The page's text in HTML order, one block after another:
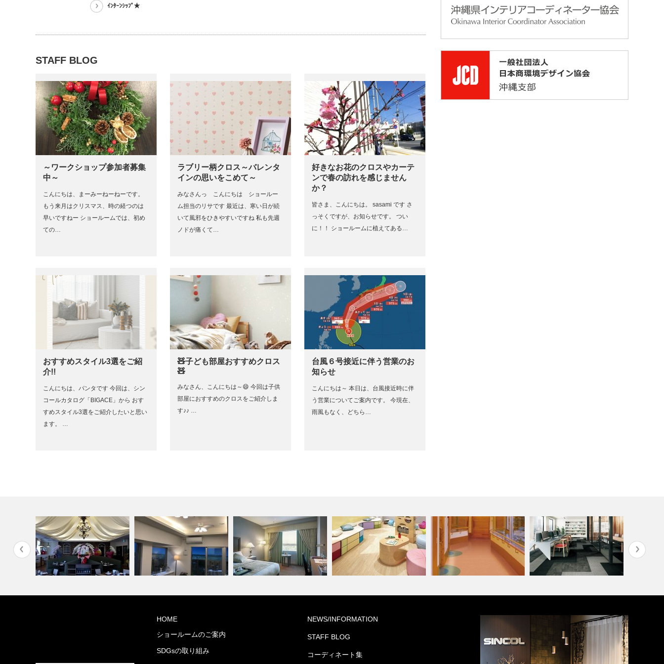
ｲﾝﾀｰﾝｼｯﾌﾟ★
STAFF BLOG
～ワークショップ参加者募集
中～
こんにちは、まーみーねーねーです。
もう来月はクリスマス、時の経つのは
早いですねー ショールームでは、初め
ての…
ラブリー柄クロス～バレンタ
インの思いをこめて～
みなさんっ こんにちは ショールー
ム担当のリサです 最近は、寒い日が続
いて風邪をひきやすいですね 私も先週
ノドが痛くて…
好きなお花のクロスやカーテ
ンで春の訪れを感じません
か？
皆さま、こんにちは。 sasami です さ
っそくですが、お知らせです。 つい
に！！ ショールームに植えてある…
おすすめスタイル3選をご紹
介!!
こんにちは、パンタです 今回は、シン
コールカタログ「BIGACE」から おす
すめスタイル3選をご紹介したいと思い
ます。 …
🧸子ども部屋おすすめクロス
🧸
みなさん、こんにちは～😄 今回は子供
部屋におすすめのクロスをご紹介しま
す♪♪ …
台風６号接近に伴う営業のお
知らせ
こんにちは～ 本日は、台風接近時に伴
う営業についてご案内です。 今現在、
雨風もなく、どちら…
ランパーク …
集)
HOME
ショールームのご案内
SDGsの取り組み
NEWS/INFORMATION
STAFF BLOG
コーディネート集